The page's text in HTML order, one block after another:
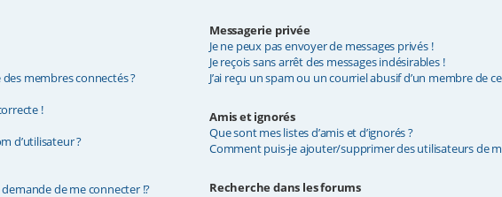
membres connectés ?
!
d’utilisateur ?
de me connecter !?
Messagerie privée
Je ne peux pas envoyer de messages privés !
Je reçois sans arrêt des messages indésirables !
J’ai reçu un spam ou un courriel abusif d’un membre de
Amis et ignorés
Que sont mes listes d’amis et d’ignorés ?
Comment puis-je ajouter/supprimer des utilisateurs de
Recherche dans les forums